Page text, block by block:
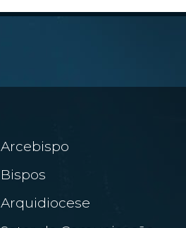
Arcebispo
Bispos
Arquidiocese